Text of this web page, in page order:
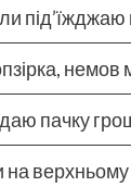
під’їжджаю
пачку
верхньому